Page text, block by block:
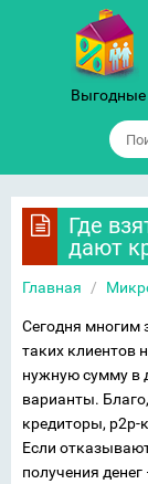
Где
дают
Главная /
Сегодня многим
таких клиентов
нужную сумму в
варианты.
кредиторы, p2p-
Если
получения